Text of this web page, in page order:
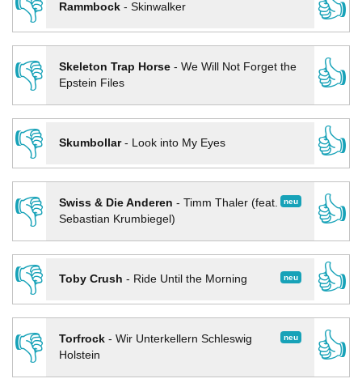
👎
Rammbock- Skinwalker
👍
👎
Skeleton Trap Horse- We Will Not Forget the
Epstein Files
👍
👎
Skumbollar- Look into My Eyes
👍
👎
neu
Swiss & Die Anderen - Timm Thaler (feat.
Sebastian Krumbiegel)
👍
👎
neu
Toby Crush - Ride Until the Morning
👍
👎
neu
Torfrock- Wir Unterkellern Schleswig
Holstein
👍